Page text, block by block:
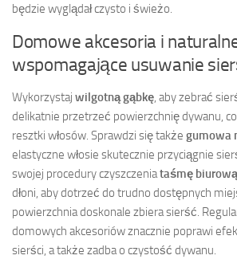
będzie wyglądał czysto i świeżo.
Domowe akcesoria i
wspomagające usuwanie
Wykorzystaj wilgotną gąbkę , aby zebrać
delikatnie przetrzeć powierzchnię dywanu,
resztki włosów. Sprawdzi się także gumowa
elastyczne włosie skutecznie przyciągnie
swojej procedury czyszczeniataśmę biurową
dłoni, aby dotrzeć do trudno dostępnych
powierzchnia doskonale zbiera sierść.
domowych akcesoriów znacznie poprawi
sierści, a także zadba o czystość dywanu.